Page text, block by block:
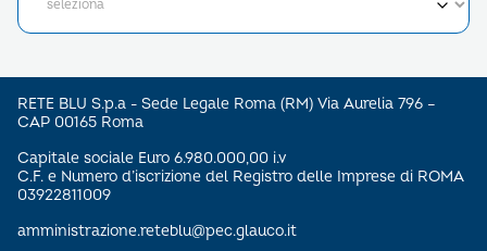
RETE BLU S.p.a - Sede Legale Roma (RM) Via Aurelia 796 –
CAP 00165 Roma
Capitale sociale Euro 6.980.000,00 i.v
C.F. e Numero d’iscrizione del Registro delle Imprese di ROMA
03922811009
amministrazione.reteblu@pec.glauco.it